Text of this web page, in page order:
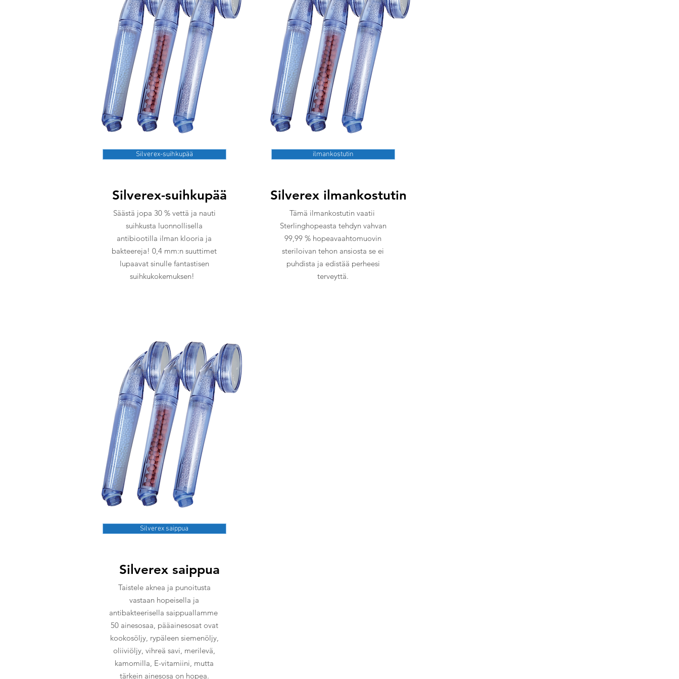
Silverex-suihkupää
Silverex-suihkupää
Säästä jopa 30 % vettä ja nauti
suihkusta luonnollisella
antibiootilla ilman klooria ja
bakteereja! 0,4 mm:n suuttimet
lupaavat sinulle fantastisen
suihkukokemuksen!
ilmankostutin
Silverex ilmankostutin
Tämä ilmankostutin vaatii
Sterlinghopeasta tehdyn vahvan
99,99 % hopeavaahtomuovin
steriloivan tehon ansiosta se ei
puhdista ja edistää perheesi
terveyttä.
Silverex saippua
Silverex saippua
Taistele aknea ja punoitusta
vastaan hopeisella ja
antibakteerisella saippuallamme
50 ainesosaa, pääainesosat ovat
kookosöljy, rypäleen siemenöljy,
oliiviöljy, vihreä savi, merilevä,
kamomilla, E-vitamiini, mutta
tärkein ainesosa on hopea.